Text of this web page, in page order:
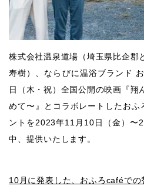
株式会社温泉道場（埼玉県比企郡
寿樹）、ならびに温浴ブランド
日（木・祝）全国公開の映画『翔
めて〜』とコラボレートしたお
ントを2023年11月10日（金）〜
中、提供いたします。
10月に発表した、おふろcaféで